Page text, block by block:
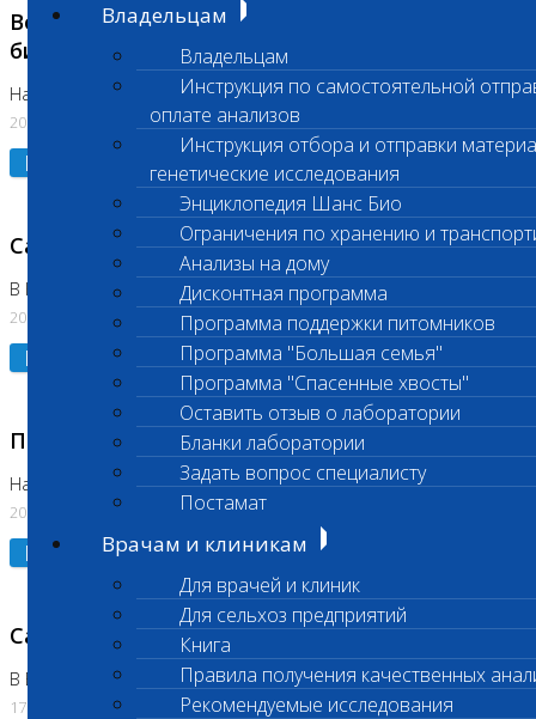
Владельцам
Владельцам
Инструкция по самостоятельной
оплате анализов
Инструкция отбора и отправки
генетические исследования
Энциклопедия Шанс Био
Ограничения по хранению и
Анализы на дому
Дисконтная программа
Программа поддержки питомников
Программа "Большая семья"
Программа "Спасенные хвосты"
Оставить отзыв о лаборатории
Бланки лаборатории
Задать вопрос специалисту
Постамат
Врачам и клиникам
Для врачей и клиник
Для сельхоз предприятий
Книга
Правила получения качественных
Рекомендуемые исследования
Возобновлено выполнение срочных
биохимических исследований
На Нагорной
20.07.2026
Подробнее
Санитарный день
В Коломне 20.07.2026
20.07.2026
Подробнее
Приостановлено выполнение исследования
На Нагорной
20.07.2026
Подробнее
Санитарный день
В Бутово
17.07.2026